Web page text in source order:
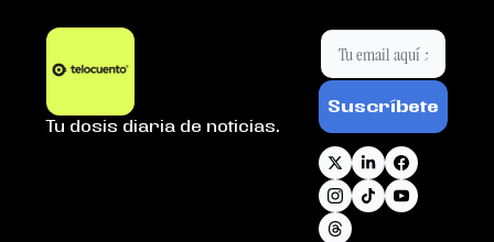
Tu dosis diaria de noticias.
Suscríbete